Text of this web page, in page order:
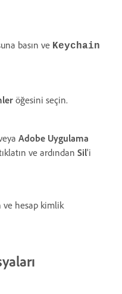
basın ve Keychain
öğesini seçin.
Adobe Uygulama
ve ardından Sil'i
ve hesap kimlik